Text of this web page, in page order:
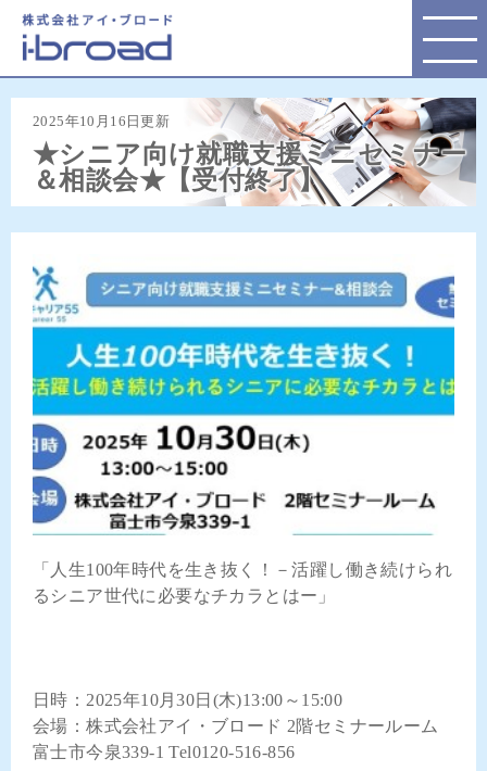
★シニア向け就職支援ミニセミナー
＆相談会★【受付終了】
2025年10月16日更新
「人生100年時代を生き抜く！－活躍し働き続けられ
るシニア世代に必要なチカラとはー」
日時：2025年10月30日(木)13:00～15:00
会場：株式会社アイ・ブロード 2階セミナールーム
富士市今泉339-1 Tel0120-516-856